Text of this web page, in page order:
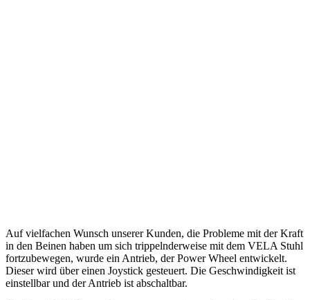
Auf vielfachen Wunsch unserer Kunden, die Probleme mit der Kraft
in den Beinen haben um sich trippelnderweise mit dem VELA Stuhl
fortzubewegen, wurde ein Antrieb, der Power Wheel entwickelt.
Dieser wird über einen Joystick gesteuert. Die Geschwindigkeit ist
einstellbar und der Antrieb ist abschaltbar.